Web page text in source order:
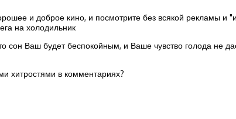
и доброе кино, и посмотрите без всякой рекламы и
на холодильник
сон Ваш будет беспокойным, и Ваше чувство голода не
хитростями в комментариях?